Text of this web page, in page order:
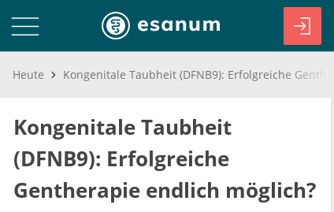
Heute
Kongenitale Taubheit
(DFNB9): Erfolgreiche
Gentherapie endlich möglich?